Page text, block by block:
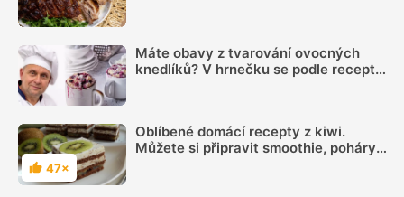
Máte obavy z tvarování ovocných
knedlíků? V hrnečku se podle receptu
Hodnocení
47×
Oblíbené domácí recepty z kiwi.
Můžete si připravit smoothie, poháry,